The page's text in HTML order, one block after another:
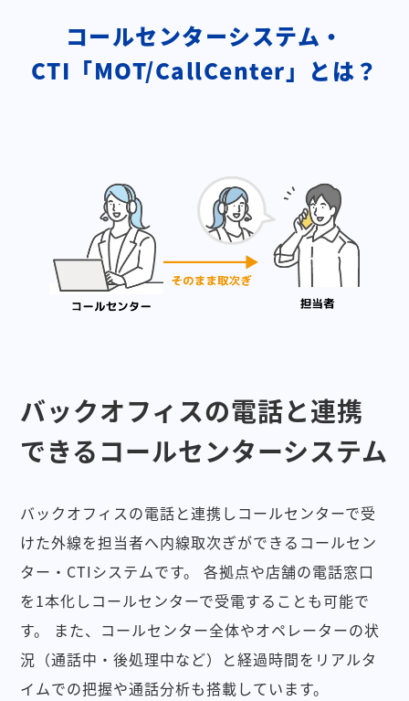
コールセンターシステム・
CTI「MOT/CallCenter」とは？
バックオフィスの電話と連携
できるコールセンターシステム
バックオフィスの電話と連携しコールセンターで受
けた外線を担当者へ内線取次ぎができるコールセン
ター・CTIシステムです。
各拠点や店舗の電話窓口
を1本化しコールセンターで受電することも可能で
す。
また、コールセンター全体やオペレーターの状
況（通話中・後処理中など）と経過時間をリアルタ
イムでの把握や通話分析も搭載しています。